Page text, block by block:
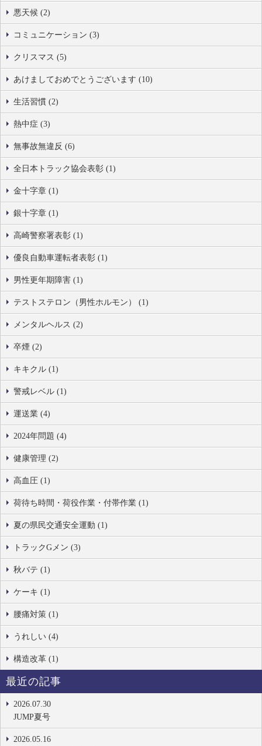
悪天候 (2)
コミュニケーション (3)
クリスマス (5)
あけましておめでとうございます (10)
生活習慣 (2)
熱中症 (3)
無事故無違反 (6)
全日本トラック協会表彰 (1)
金十字章 (1)
銀十字章 (1)
高崎警察署表彰 (1)
優良自動車運転者表彰 (1)
男性更年期障害 (1)
テストステロン（男性ホルモン） (1)
メンタルヘルス (2)
卒煙 (2)
キキクル (1)
警戒レベル (1)
運送業 (4)
2024年問題 (4)
健康管理 (2)
高血圧 (1)
荷待ち時間・荷役作業・付帯作業 (1)
夏の県民交通安全運動 (1)
トラックGメン (3)
秋バテ (1)
ケーキ (1)
腰痛対策 (1)
うれしい (4)
構造改革 (1)
最近の記事
2026.07.30
JUMP夏号
2026.05.16